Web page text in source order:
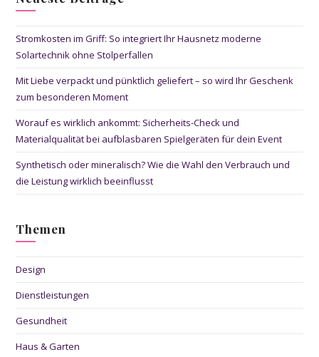
Stromkosten im Griff: So integriert Ihr Hausnetz moderne
Solartechnik ohne Stolperfallen
Mit Liebe verpackt und pünktlich geliefert – so wird Ihr Geschenk
zum besonderen Moment
Worauf es wirklich ankommt: Sicherheits-Check und
Materialqualität bei aufblasbaren Spielgeräten für dein Event
Synthetisch oder mineralisch? Wie die Wahl den Verbrauch und
die Leistung wirklich beeinflusst
Themen
Design
Dienstleistungen
Gesundheit
Haus & Garten